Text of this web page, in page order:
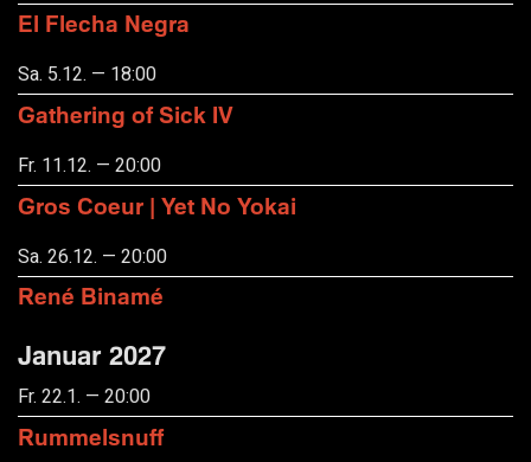
El Flecha Negra
Sa. 5.12. — 18:00
Gathering of Sick IV
Fr. 11.12. — 20:00
Gros Coeur | Yet No Yokai
Sa. 26.12. — 20:00
René Binamé
Januar 2027
Fr. 22.1. — 20:00
Rummelsnuff